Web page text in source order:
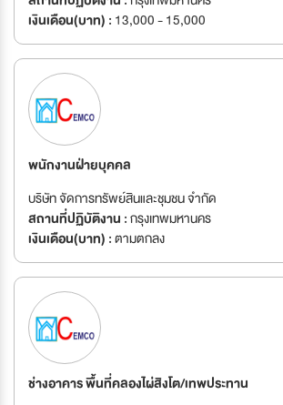
เงินเดือน(บาท) : 13,000 - 15,000
พนักงานฝ่ายบุคคล
บริษัท จัดการทรัพย์สินและชุมชน จำกัด
สถานที่ปฏิบัติงาน :กรุงเทพมหานคร
เงินเดือน(บาท) :ตามตกลง
ช่างอาคาร พื้นที่คลองไผ่สิงโต/เทพประทาน